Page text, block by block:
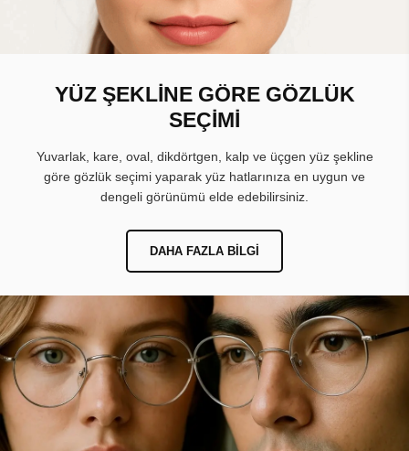
YÜZ ŞEKLİNE GÖRE GÖZLÜK
SEÇİMİ
Yuvarlak, kare, oval, dikdörtgen, kalp ve üçgen yüz şekline
göre gözlük seçimi yaparak yüz hatlarınıza en uygun ve
dengeli görünümü elde edebilirsiniz.
DAHA FAZLA BILGI